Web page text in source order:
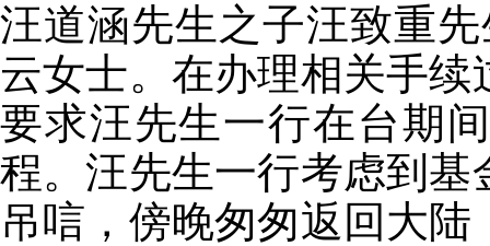
汪道涵先生之子汪致重
云女士。在办理相关手
要求汪先生一行在台期
程。汪先生一行考虑到
吊唁，傍晚匆匆返回大